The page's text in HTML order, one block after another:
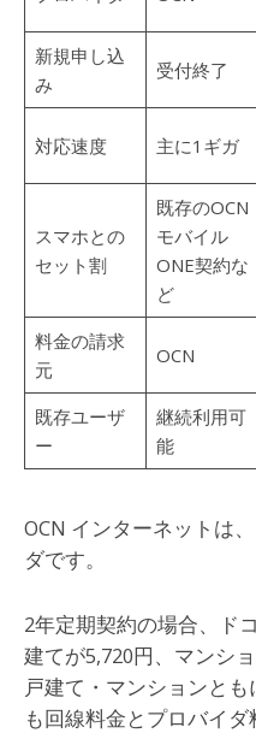
新規申し込
み
受付終了
対応速度 主に1ギガ
スマホとの
セット割
既存のOCN
モバイル
ONE契約な
ど
料金の請求
元
OCN
既存ユーザ
ー
継続利用可
能
OCN インターネットは
ダです。
2年定期契約の場合、ド
建てが5,720円、マンシ
戸建て・マンションと
も回線料金とプロバイダ